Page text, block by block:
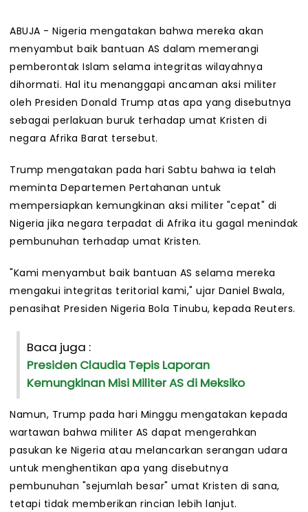
ABUJA - Nigeria mengatakan bahwa mereka akan
menyambut baik bantuan AS dalam memerangi
pemberontak Islam selama integritas wilayahnya
dihormati. Hal itu menanggapi ancaman aksi militer
oleh Presiden Donald Trump atas apa yang disebutnya
sebagai perlakuan buruk terhadap umat Kristen di
negara Afrika Barat tersebut.
Trump mengatakan pada hari Sabtu bahwa ia telah
meminta Departemen Pertahanan untuk
mempersiapkan kemungkinan aksi militer "cepat" di
Nigeria jika negara terpadat di Afrika itu gagal menindak
pembunuhan terhadap umat Kristen.
"Kami menyambut baik bantuan AS selama mereka
mengakui integritas teritorial kami," ujar Daniel Bwala,
penasihat Presiden Nigeria Bola Tinubu, kepada Reuters.
Baca juga :
Presiden Claudia Tepis Laporan
Kemungkinan Misi Militer AS di Meksiko
Namun, Trump pada hari Minggu mengatakan kepada
wartawan bahwa militer AS dapat mengerahkan
pasukan ke Nigeria atau melancarkan serangan udara
untuk menghentikan apa yang disebutnya
pembunuhan "sejumlah besar" umat Kristen di sana,
tetapi tidak memberikan rincian lebih lanjut.